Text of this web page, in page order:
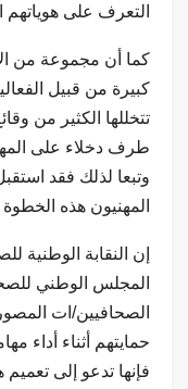
التعرف على هوياتهم
كما أن مجموعة من
كبيرة من قبيل
تتخللها الكثير من
طرف دخلاء على
وتبعا لذلك فقد
المهنيون هذه
إن النقابة الوطنية
المجلس الوطني
الصحافيين/ات
حمايتهم أثناء أداء
فإنها تدعو إلى